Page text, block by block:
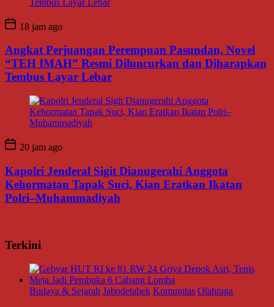
18 jam ago
Angkat Perjuangan Perempuan Pasundan, Novel
“TEH IMAH” Resmi Diluncurkan dan Diharapkan
Tembus Layar Lebar
20 jam ago
Kapolri Jenderal Sigit Dianugerahi Anggota
Kehormatan Tapak Suci, Kian Eratkan Ikatan
Polri–Muhammadiyah
Terkini
Budaya & Sejarah Jabodetabek Komunitas Olahraga